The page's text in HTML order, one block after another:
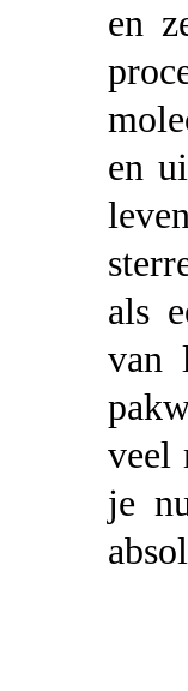
en
en
als
van
veel
je